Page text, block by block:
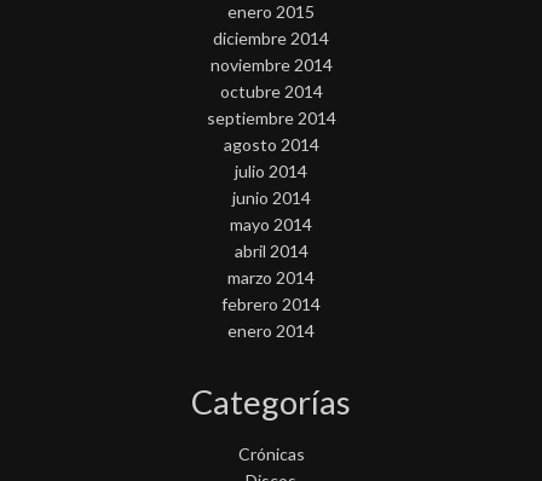
enero 2015
diciembre 2014
noviembre 2014
octubre 2014
septiembre 2014
agosto 2014
julio 2014
junio 2014
mayo 2014
abril 2014
marzo 2014
febrero 2014
enero 2014
Categorías
Crónicas